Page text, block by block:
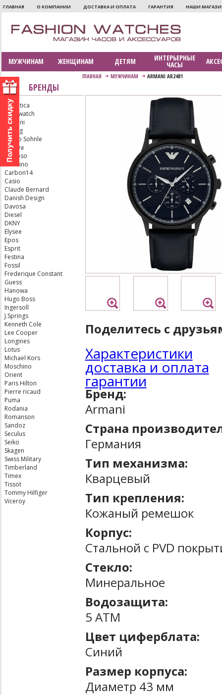
ГЛАВНАЯ О КОМПАНИИ ДОСТАВКА И ОПЛАТА ГАРАНТИЯ НАШИ
МУЖЧИНАМ ЖЕНЩИНАМ ДЕТЯМ ИНТЕРЬЕРНЫЕ
ЧАСЫ
ГЛАВНАЯ МУЖЧИНАМ ARMANI AR2481
БРЕНДЫ
Adriatica
Aerowatch
Armani
Bering
Bruno Sohnle
Bulova
Calypso
Candino
Carbon14
Casio
Claude Bernard
Danish Design
Davosa
Diesel
DKNY
Elysee
Epos
Esprit
Festina
Fossil
Frederique Constant
Guess
Hanowa
Hugo Boss
Ingersoll
J.Springs
Kenneth Cole
Lee Cooper
Longines
Lotus
Michael Kors
Moschino
Orient
Paris Hilton
Pierre ricaud
Puma
Rodania
Romanson
Sandoz
Seculus
Seiko
Skagen
Swiss Military
Timberland
Timex
Tissot
Tommy Hilfiger
Viceroy
Поделитесь с
Характеристики
доставка и оплата
гарантии
Бренд:
Armani
Страна
Германия
Тип механизма:
Кварцевый
Тип крепления:
Кожаный ремешок
Корпус:
Стальной с PVD
Стекло:
Минеральное
Водозащита:
5 ATM
Цвет циферблата:
Синий
Размер корпуса:
Диаметр 43 мм